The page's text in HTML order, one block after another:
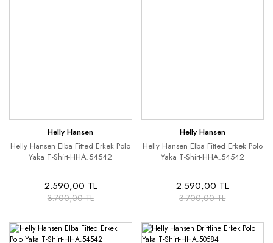
Helly Hansen
Helly Hansen Elba Fitted Erkek Polo
Yaka T-Shirt-HHA.54542
2.590,00 TL
3.700,00 TL
Helly Hansen
Helly Hansen Elba Fitted Erkek Polo
Yaka T-Shirt-HHA.54542
2.590,00 TL
3.700,00 TL